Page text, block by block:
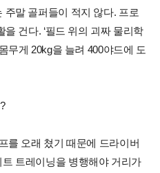
말 골퍼들이 적지 않다. 프로
건다. ‘필드 위의 괴짜 물리학
무게 20kg을 늘려 400야드에 도
를 오래 쳤기 때문에 드라이버
트레이닝을 병행해야 거리가